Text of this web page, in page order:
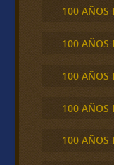
100 AÑOS
100 AÑOS
100 AÑOS
100 AÑOS
100 AÑOS